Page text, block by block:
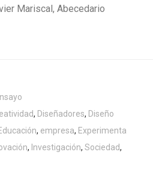
Mariscal, Abecedario
, Diseñadores, Diseño
, empresa, Experimenta
, Investigación, Sociedad,